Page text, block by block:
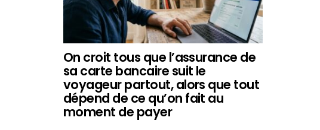
On croit tous que l’assurance de
sa carte bancaire suit le
voyageur partout, alors que tout
dépend de ce qu’on fait au
moment de payer